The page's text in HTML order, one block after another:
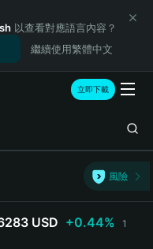
以查看對應語言內容？
繼續使用繁體中文
立即下載
風險
USD +0.44%
1